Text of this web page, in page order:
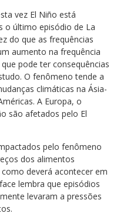
vez El Niño está
o último episódio de La
do que as frequências
aumento na frequência
pode ter consequências
O fenômeno tende a
climáticas na Ásia-
A Europa, o
são afetados pelo El
pelo fenômeno
dos alimentos
deverá acontecer em
lembra que episódios
levaram a pressões